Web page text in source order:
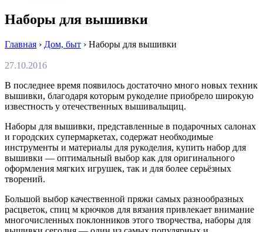
Наборы для вышивки
Главная › Дом, быт › Наборы для вышивки
27.10.2016
В последнее время появилось достаточно много новых техник
вышивки, благодаря которым рукоделие приобрело широкую
известность у отечественных вышивальщиц.
Наборы для вышивки, представленные в подарочных салонах
и городских супермаркетах, содержат необходимые
инструменты и материалы для рукоделия, купить набор для
вышивки — оптимальный выбор как для оригинального
оформления мягких игрушек, так и для более серьёзных
творений.
Большой выбор качественной пряжи самых разнообразных
расцветок, спиц м крючков для вязания привлекает внимание
многочисленных поклонников этого творчества, наборы для